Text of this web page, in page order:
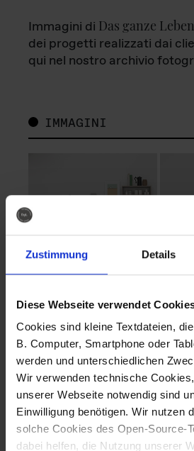
Zustimmung Details
Diese Webseite verwendet
Cookies sind kleine Textdateien,
B. Computer, Smartphone oder
werden und unterschiedlichen
Wir verwenden technische
unserer Webseite notwendig sind
Einwilligung benötigen. Wir nutzen
solche Cookies des Open-Source-
dabei helfen, die Nutzung unserer
Immagini di Das ganze Leben
dei progetti realizzati dai
qui nel nostro archivio
IMMAGINI
Fotografo: Lorenz
Sternbach
Download